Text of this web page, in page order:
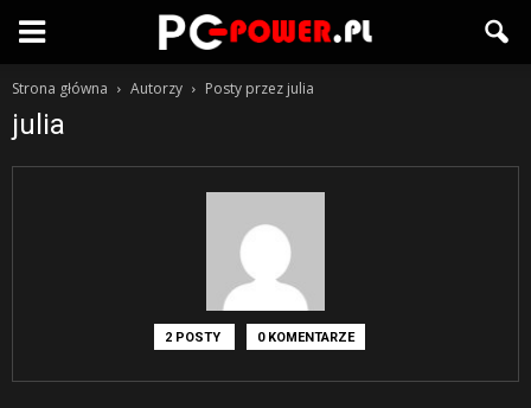
Strona główna Autorzy Posty przez julia
julia
2 POSTY 0 KOMENTARZE